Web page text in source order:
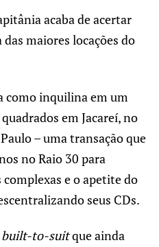
acaba de acertar
maiores locações do
como inquilina em um
em Jacareí, no
– uma transação que
no Raio 30 para
e o apetite do
seus CDs.
built-to-suitque ainda